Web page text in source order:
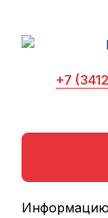
+7
Информацию